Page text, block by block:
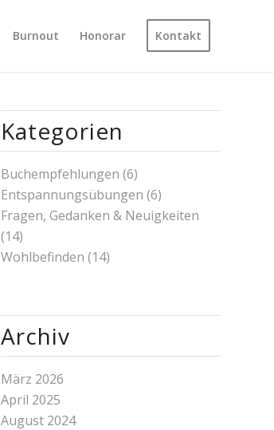
Burnout Honorar Kontakt
Kategorien
Buchempfehlungen (6)
Entspannungsübungen (6)
Fragen, Gedanken & Neuigkeiten
(14)
Wohlbefinden (14)
Archiv
März 2026
April 2025
August 2024